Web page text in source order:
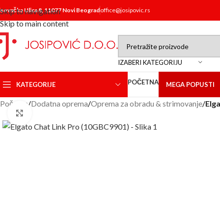
Skip to navigation
Skip to main content
Ulica 8, 11077 Novi Beogradoffice@josipovic.rs
IZABERI KATEGORIJU
KATEGORIJE POČETNA MEGA POPUSTI
Početna/Dodatna oprema/Oprema za obradu & strimovanje/